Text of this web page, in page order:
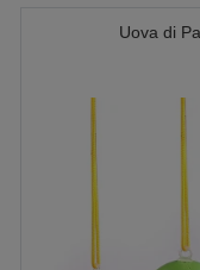
Uova di